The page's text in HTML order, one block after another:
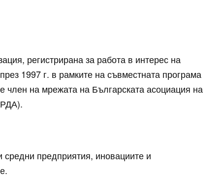
регистрирана за работа в интерес на
1997 г. в рамките на съвместната програма
на мрежата на Българската асоциация на
предприятия, иновациите и